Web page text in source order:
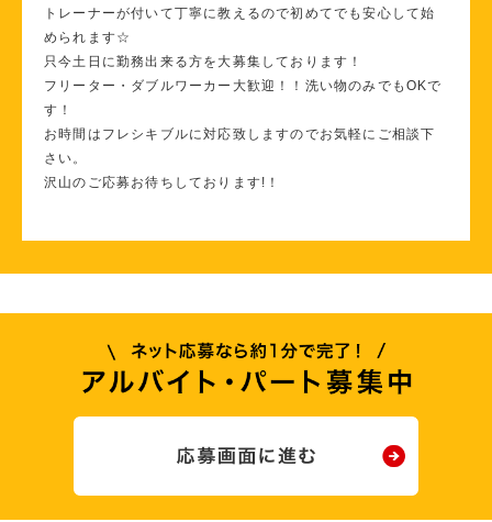
トレーナーが付いて丁寧に教えるので初めてでも安心して始
められます☆
只今土日に勤務出来る方を大募集しております！
フリーター・ダブルワーカー大歓迎！！洗い物のみでもOKで
す！
お時間はフレシキブルに対応致しますのでお気軽にご相談下
さい。
沢山のご応募お待ちしております!！